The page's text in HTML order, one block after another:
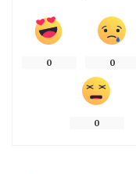
0 0
0